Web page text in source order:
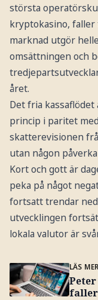
största
kryptokasino, faller
marknad utgör
omsättningen och
året.
Det fria
princip i paritet
skatterevisionen
utan någon
Kort och gott är
peka på något
fortsatt trendar
utvecklingen
lokala valutor är
LÄS MER
faller